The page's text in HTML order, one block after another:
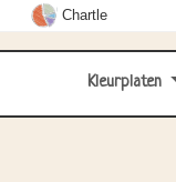
Chartle
Kleurplaten